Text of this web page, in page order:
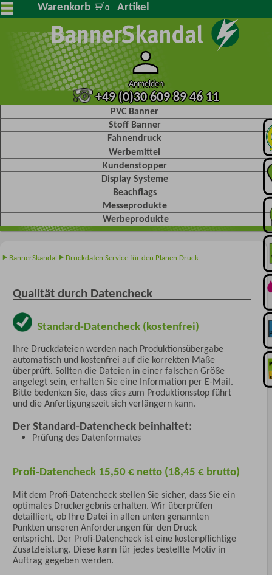
Warenkorb 0 Artikel
Anmelden
+49 (0)30 609 89 46 11
PVC Banner
Stoff Banner
Fahnendruck
Werbemittel
Kundenstopper
Display Systeme
Beachflags
Messeprodukte
Werbeprodukte
BannerSkandal Druckdaten Service für den Planen Druck
Qualität durch Datencheck
Standard-Datencheck (kostenfrei)
Ihre Druckdateien werden nach Produktionsübergabe
automatisch und kostenfrei auf die korrekten Maße
überprüft. Sollten die Dateien in einer falschen Größe
angelegt sein, erhalten Sie eine Information per E-Mail.
Bitte bedenken Sie, dass dies zum Produktionsstop führt
und die Anfertigungszeit sich verlängern kann.
Der Standard-Datencheck beinhaltet:
Prüfung des Datenformates
Profi-Datencheck 15,50 € netto (18,45 € brutto)
Mit dem Profi-Datencheck stellen Sie sicher, dass Sie ein
optimales Druckergebnis erhalten. Wir überprüfen
detailliert, ob Ihre Datei in allen unten genannten
Punkten unseren Anforderungen für den Druck
entspricht. Der Profi-Datencheck ist eine kostenpflichtige
Zusatzleistung. Diese kann für jedes bestellte Motiv in
Auftrag gegeben werden.